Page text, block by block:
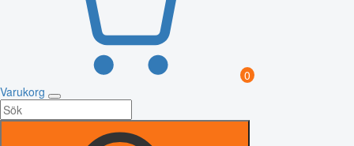
0
Varukorg